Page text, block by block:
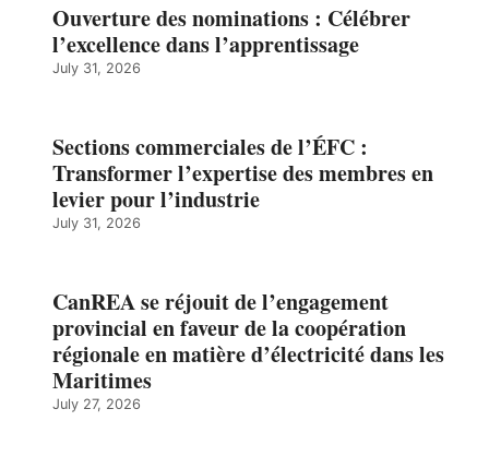
Ouverture des nominations : Célébrer
l’excellence dans l’apprentissage
July 31, 2026
Sections commerciales de l’ÉFC :
Transformer l’expertise des membres en
levier pour l’industrie
July 31, 2026
CanREA se réjouit de l’engagement
provincial en faveur de la coopération
régionale en matière d’électricité dans les
Maritimes
July 27, 2026